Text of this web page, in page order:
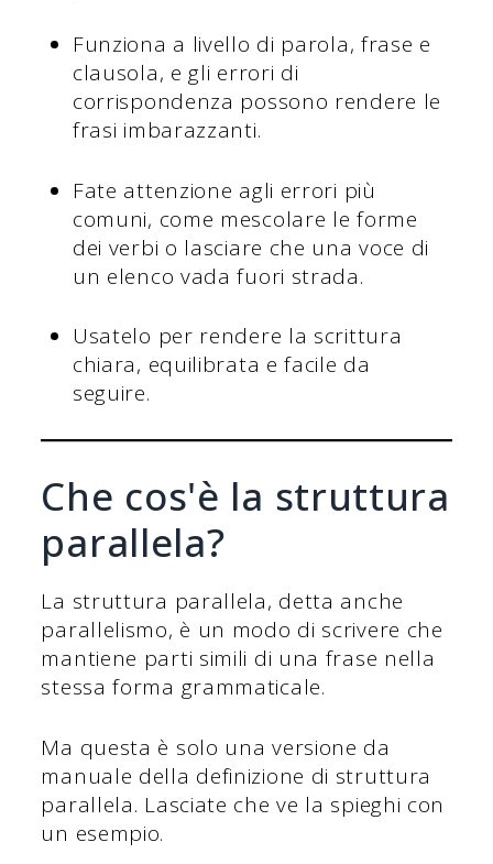
Funziona a livello di parola, frase e
clausola, e gli errori di
corrispondenza possono rendere le
frasi imbarazzanti.
Fate attenzione agli errori più
comuni, come mescolare le forme
dei verbi o lasciare che una voce di
un elenco vada fuori strada.
Usatelo per rendere la scrittura
chiara, equilibrata e facile da
seguire.
Che cos'è la struttura
parallela?
La struttura parallela, detta anche
parallelismo, è un modo di scrivere che
mantiene parti simili di una frase nella
stessa forma grammaticale.
Ma questa è solo una versione da
manuale della definizione di struttura
parallela. Lasciate che ve la spieghi con
un esempio.